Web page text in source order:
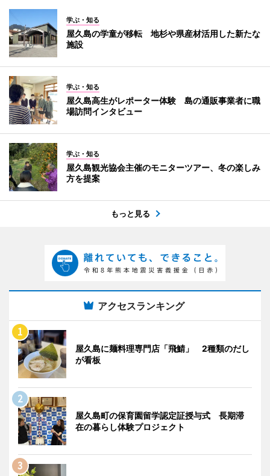
学ぶ・知る
屋久島の学童が移転 地杉や県産材活用した新たな
施設
学ぶ・知る
屋久島高生がレポーター体験 島の通販事業者に職
場訪問インタビュー
学ぶ・知る
屋久島観光協会主催のモニターツアー、冬の楽しみ
方を提案
もっと見る
アクセスランキング
屋久島に麺料理専門店「飛鯖」 2種類のだし
が看板
屋久島町の保育園留学認定証授与式 長期滞
在の暮らし体験プロジェクト